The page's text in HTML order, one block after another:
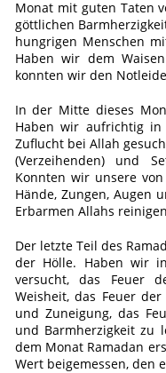
Monat mit guten Taten
göttlichen
hungrigen Menschen
Haben wir dem
konnten wir den
In der Mitte dieses
Haben wir aufrichtig in
Zuflucht bei Allah
(Verzeihenden) und
Konnten wir unsere
Hände, Zungen, Augen
Erbarmen Allahs
Der letzte Teil des
der Hölle. Haben wir
versucht, das Feuer
Weisheit, das Feuer
und Zuneigung, das
und Barmherzigkeit zu
dem Monat Ramadan
Wert beigemessen, den